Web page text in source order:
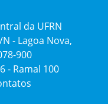
da UFRN
- Lagoa Nova,
900
- Ramal 100